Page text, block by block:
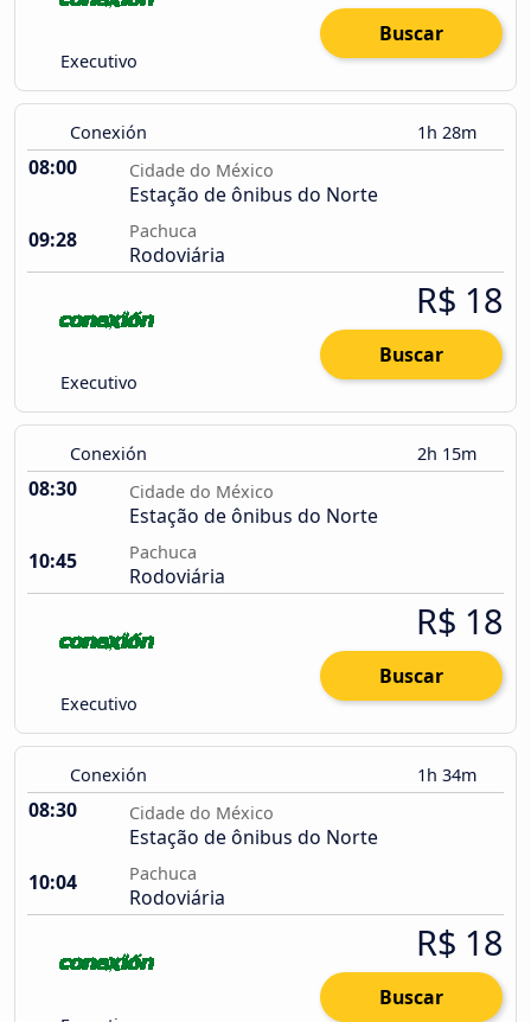
Executivo
Buscar
Conexión 1h 28m
08:00 Cidade do México
Estação de ônibus do Norte
09:28
Pachuca
Rodoviária
Executivo
R$ 18
Buscar
Conexión 2h 15m
08:30 Cidade do México
Estação de ônibus do Norte
10:45
Pachuca
Rodoviária
Executivo
R$ 18
Buscar
Conexión 1h 34m
08:30 Cidade do México
Estação de ônibus do Norte
10:04
Pachuca
Rodoviária
R$ 18
Buscar